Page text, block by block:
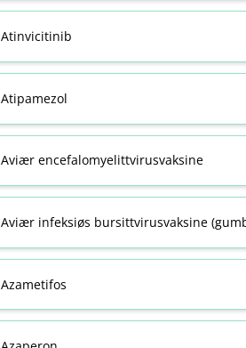
Atinvicitinib
Atipamezol
Aviær encefalomyelittvirusvaksine
Aviær infeksiøs bursittvirusvaksine
Azametifos